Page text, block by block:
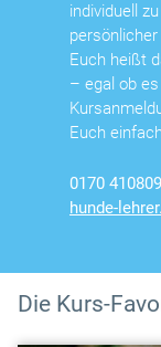
individuell
Euch heißt
– egal ob
Euch
0170
hunde-
Die Kurs-